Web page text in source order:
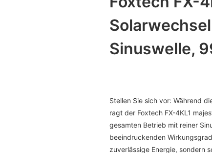
Sinuswelle,
Stellen Sie sich vor: Während
ragt der Foxtech FX-4KL1
gesamten Betrieb mit reiner
beeindruckenden
zuverlässige Energie, sondern